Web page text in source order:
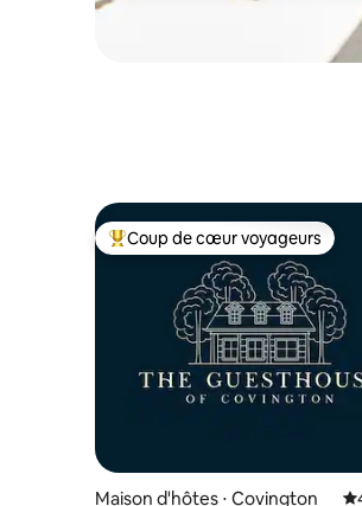
Coups de cœur voyageurs les
Coup de cœur voyageurs
Maison d'hôtes ⋅ Covington